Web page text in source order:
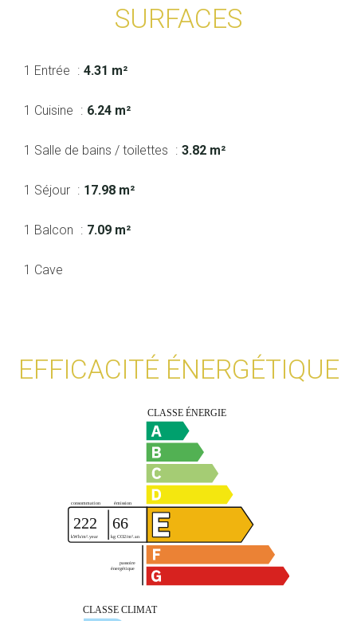
SURFACES
1 Entrée 4.31 m²
1 Cuisine 6.24 m²
1 Salle de bains / toilettes 3.82 m²
1 Séjour 17.98 m²
1 Balcon 7.09 m²
1 Cave
EFFICACITÉ ÉNERGÉTIQUE